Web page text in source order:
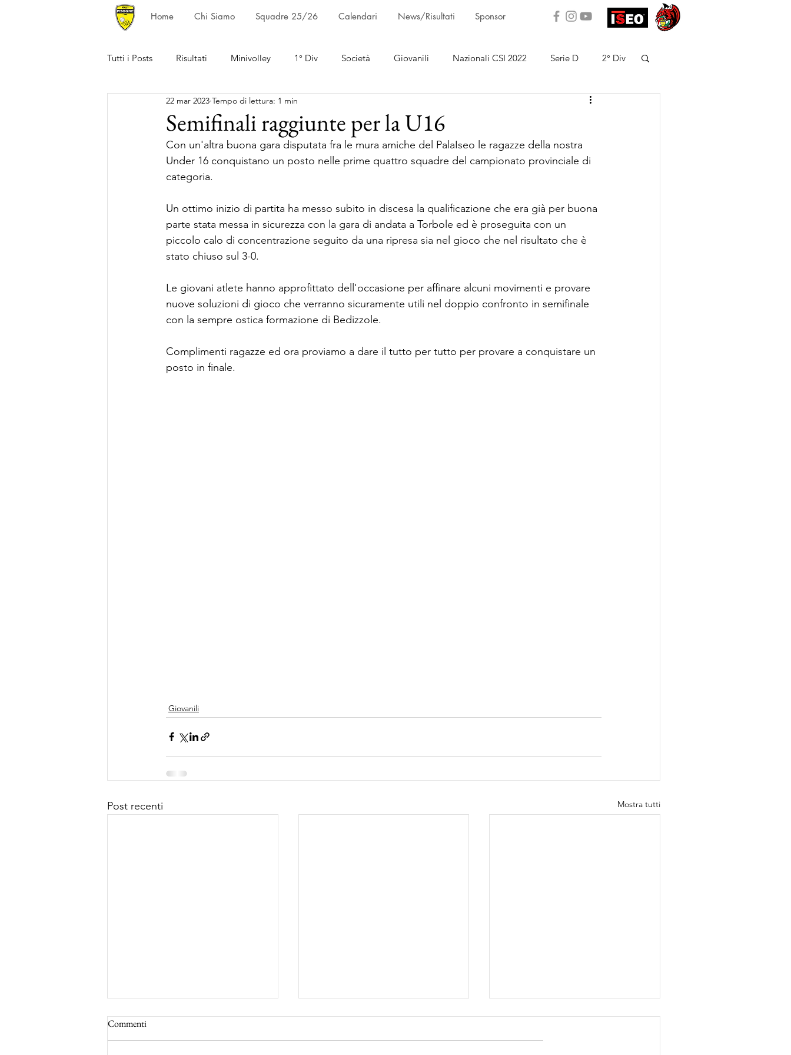
Home Chi Siamo Squadre 25/26 Calendari News/Risultati Sponsor
Tutti i Posts Risultati Minivolley 1° Div Società Giovanili Nazionali CSI 2022 Serie D 2° Div
Semifinali raggiunte per la U16
22 mar 2023 Tempo di lettura: 1 min
Con un'altra buona gara disputata fra le mura amiche del PalaIseo le ragazze della nostra
Under 16 conquistano un posto nelle prime quattro squadre del campionato provinciale di
categoria.
Un ottimo inizio di partita ha messo subito in discesa la qualificazione che era già per buona
parte stata messa in sicurezza con la gara di andata a Torbole ed è proseguita con un
piccolo calo di concentrazione seguito da una ripresa sia nel gioco che nel risultato che è
stato chiuso sul 3-0.
Le giovani atlete hanno approfittato dell'occasione per affinare alcuni movimenti e provare
nuove soluzioni di gioco che verranno sicuramente utili nel doppio confronto in semifinale
con la sempre ostica formazione di Bedizzole.
Complimenti ragazze ed ora proviamo a dare il tutto per tutto per provare a conquistare un
posto in finale.
Giovanili
Post recenti Mostra tutti
Commenti